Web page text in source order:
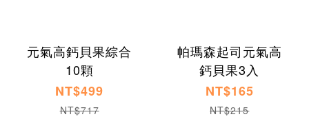
元氣高鈣貝果綜合
10顆
NT$499
NT$717
帕瑪森起司元氣高
鈣貝果3入
NT$165
NT$215